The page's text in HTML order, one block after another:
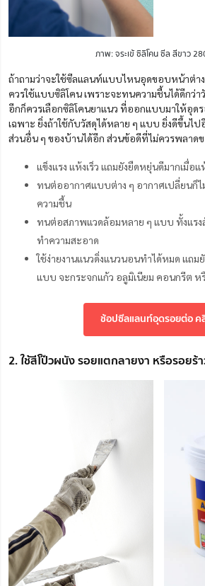
ภาพ: จระเข้ ซิลิโคน ซีล สีขาว
ถ้าถามว่าจะใช้ซีลแลนท์แบบไหนอุดขอบหน้าต่าง
ควรใช้แบบซิลิโคน เพราะจะทนความชื้นได้ดีกว่
อีกก็ควรเลือกซิลิโคนยาแนว ที่ออกแบบมาให้อุด
เฉพาะ ยิ่งถ้าใช้กับวัสดุได้หลาย ๆ แบบ ยิ่งดีขึ้นไป
ส่วนอื่น ๆ ของบ้านได้อีก ส่วนข้อดีที่ไม่ควรพลาดข
แข็งแรง แห้งเร็ว แถมยังยืดหยุ่นดีมากเมื่อแ
ทนต่ออากาศแบบต่าง ๆ อากาศเปลี่ยนก็ไ
ความชื้น
ทนต่อสภาพแวดล้อมหลาย ๆ แบบ ทั้งแรง
ทำความสะอาด
ใช้ง่ายงานแนวดิ่งแนวนอนทำได้หมด แถม
แบบ จะกระจกแก้ว อลูมิเนียม คอนกรีต ห
ช้อปซีลแลนท์อุดรอยต่อ ค
2. ใช้สีโป๊วผนัง รอยแตกลายงา หรือรอยร้